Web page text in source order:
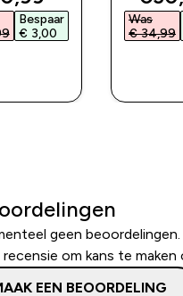
Bespaar
€ 3,00‎
Was
€ 34,99‎
geen beoordelingen.
om kans te maken
EEN BEOORDELING